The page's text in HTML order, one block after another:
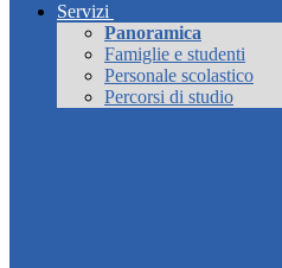
Servizi
Panoramica
Famiglie e studenti
Personale scolastico
Percorsi di studio